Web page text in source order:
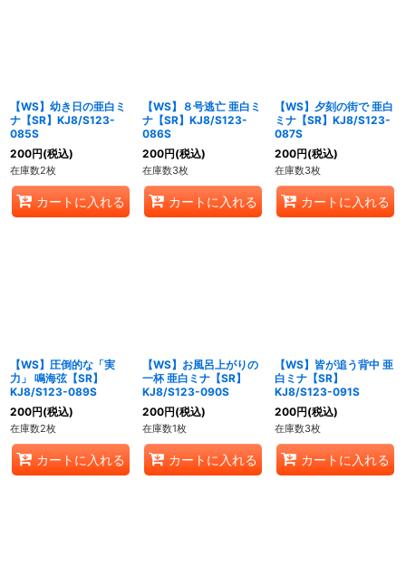
【WS】幼き日の亜白ミ
ナ【SR】KJ8/S123-
085S
200円(税込)
在庫数2枚
カートに入れる
【WS】８号逃亡 亜白ミ
ナ【SR】KJ8/S123-
086S
200円(税込)
在庫数3枚
カートに入れる
【WS】夕刻の街で 亜白
ミナ【SR】KJ8/S123-
087S
200円(税込)
在庫数3枚
カートに入れる
【WS】圧倒的な「実
力」 鳴海弦【SR】
KJ8/S123-089S
200円(税込)
在庫数2枚
カートに入れる
【WS】お風呂上がりの
一杯 亜白ミナ【SR】
KJ8/S123-090S
200円(税込)
在庫数1枚
カートに入れる
【WS】皆が追う背中 亜
白ミナ【SR】
KJ8/S123-091S
200円(税込)
在庫数3枚
カートに入れる